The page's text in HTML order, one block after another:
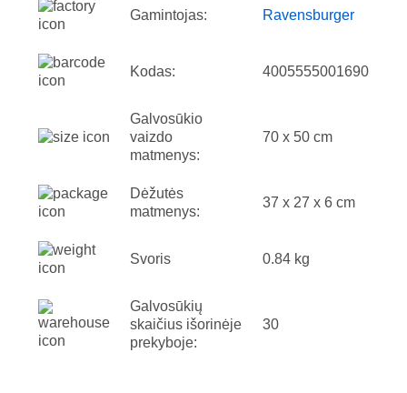
Gamintojas: Ravensburger
Kodas: 4005555001690
Galvosūkio
vaizdo
matmenys:
70 x 50 cm
Dėžutės
matmenys:
37 x 27 x 6 cm
Svoris 0.84 kg
Galvosūkių
skaičius išorinėje
prekyboje:
30